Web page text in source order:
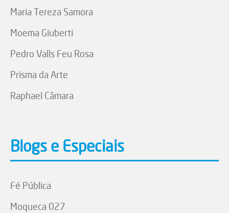
Maria Tereza Samora
Moema Giuberti
Pedro Valls Feu Rosa
Prisma da Arte
Raphael Câmara
Blogs e Especiais
Fé Pública
Moqueca 027